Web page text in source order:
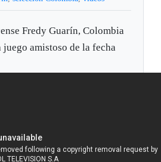
Fredy Guarín, Colombia
juego amistoso de la fecha